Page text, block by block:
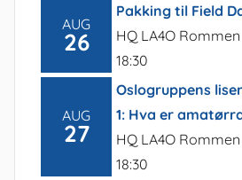
AUG
26
Pakking til Field
HQ LA4O Rommen
18:30
AUG
27
Oslogruppens
1: Hva er
HQ LA4O
18:30